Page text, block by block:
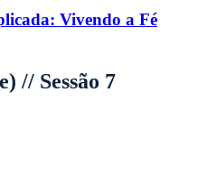
Vivendo a Fé
// Sessão 7